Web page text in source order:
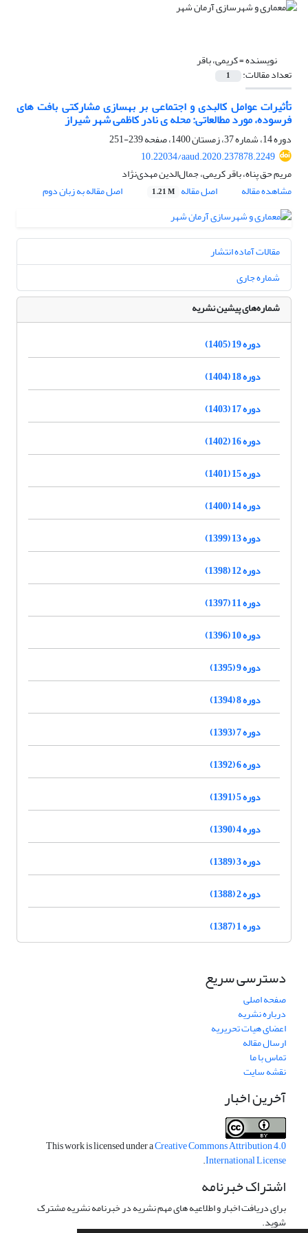
نویسنده =کریمی، باقر
تعداد مقالات: 1
تأثیرات عوامل کالبدی و اجتماعی بر بهسازی مشارکتی بافت های
فرسوده، مورد مطالعاتی: محله ی نادر کاظمی شهر شیراز
دوره 14، شماره 37، زمستان 1400، صفحه
239-251
10.22034/aaud.2020.237878.2249
مریم حق پناه، باقر کریمی، جمال‌الدین مهدی‌نژاد
مشاهده مقاله
اصل مقاله 1.21 M اصل مقاله به زبان دوم
مقالات آماده انتشار
شماره جاری
شماره‌های پیشین نشریه
دوره 19 (1405)
دوره 18 (1404)
دوره 17 (1403)
دوره 16 (1402)
دوره 15 (1401)
دوره 14 (1400)
دوره 13 (1399)
دوره 12 (1398)
دوره 11 (1397)
دوره 10 (1396)
دوره 9 (1395)
دوره 8 (1394)
دوره 7 (1393)
دوره 6 (1392)
دوره 5 (1391)
دوره 4 (1390)
دوره 3 (1389)
دوره 2 (1388)
دوره 1 (1387)
دسترسی سریع
صفحه اصلی
درباره نشریه
اعضای هیات تحریریه
ارسال مقاله
تماس با ما
نقشه سایت
آخرین اخبار
This work is licensed under aCreative Commons Attribution 4.0
International License
.
اشتراک خبرنامه
برای دریافت اخبار و اطلاعیه های مهم نشریه در خبرنامه نشریه مشترک
شوید.